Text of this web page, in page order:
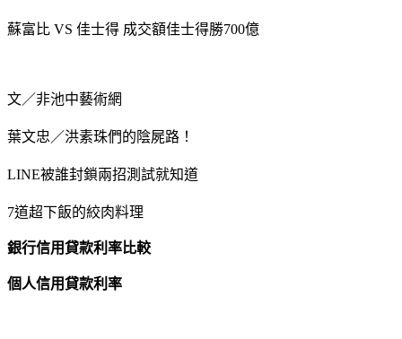
蘇富比 VS 佳士得 成交額佳士得勝700億
文／非池中藝術網
葉文忠／洪素珠們的陰屍路！
LINE被誰封鎖兩招測試就知道
7道超下飯的絞肉料理
銀行信用貸款利率比較
個人信用貸款利率